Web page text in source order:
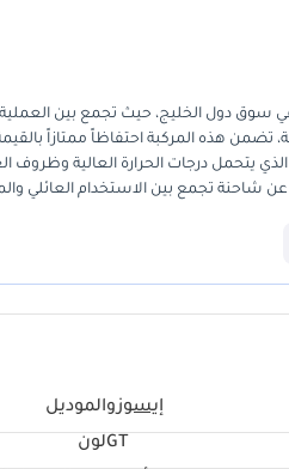
يتحمل درجات الحرارة العالية وظروف
لمن يبحث عن شاحنة تجمع بين الاستخدام
إيسوزوالموديل
GTلون